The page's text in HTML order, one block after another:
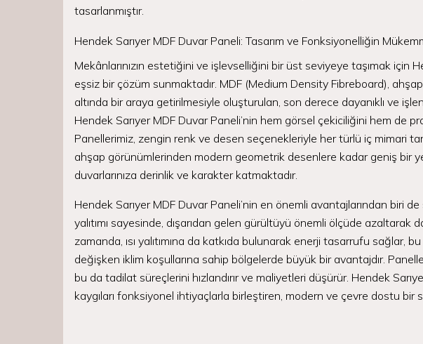
tasarlanmıştır.
Hendek Sarıyer MDF Duvar Paneli: Tasarım ve Fonksiyonelliğin
Mekânlarınızın estetiğini ve işlevselliğini bir üst seviyeye taşımak için
eşsiz bir çözüm sunmaktadır. MDF (Medium Density Fibreboard), ahşap
altında bir araya getirilmesiyle oluşturulan, son derece dayanıklı ve
Hendek Sarıyer MDF Duvar Paneli’nin hem görsel çekiciliğini hem de
Panellerimiz, zengin renk ve desen seçenekleriyle her türlü iç mimari
ahşap görünümlerinden modern geometrik desenlere kadar geniş bir
duvarlarınıza derinlik ve karakter katmaktadır.
Hendek Sarıyer MDF Duvar Paneli’nin en önemli avantajlarından biri
yalıtımı sayesinde, dışarıdan gelen gürültüyü önemli ölçüde azaltarak
zamanda, ısı yalıtımına da katkıda bulunarak enerji tasarrufu sağlar,
değişken iklim koşullarına sahip bölgelerde büyük bir avantajdır.
bu da tadilat süreçlerini hızlandırır ve maliyetleri düşürür. Hendek
kaygıları fonksiyonel ihtiyaçlarla birleştiren, modern ve çevre dostu bir